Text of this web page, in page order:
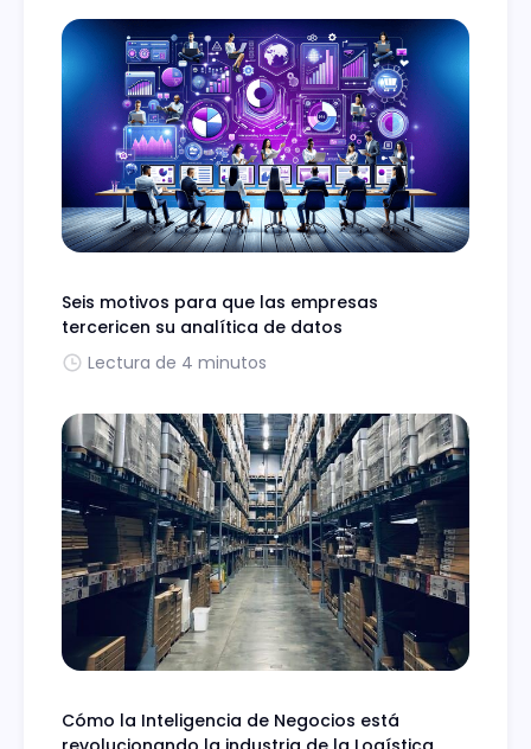
Seis motivos para que las empresas
tercericen su analítica de datos
Lectura de 4 minutos
Cómo la Inteligencia de Negocios está